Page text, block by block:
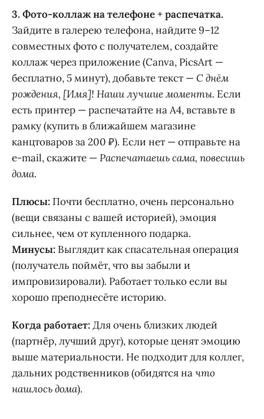
3. Фото-коллаж на телефоне + распечатка.
Зайдите в галерею телефона, найдите 9–12
совместных фото с получателем, создайте
коллаж через приложение (Canva, PicsArt —
бесплатно, 5 минут), добавьте текст —С днём
рождения, [Имя]! Наши лучшие моменты. Если
есть принтер — распечатайте на A4, вставьте в
рамку (купить в ближайшем магазине
канцтоваров за 200 ₽). Если нет — отправьте на
e-mail, скажите —Распечатаешь сама, повесишь
дома.
Плюсы: Почти бесплатно, очень персонально
(вещи связаны с вашей историей), эмоция
сильнее, чем от купленного подарка.
Минусы: Выглядит как спасательная операция
(получатель поймёт, что вы забыли и
импровизировали). Работает только если вы
хорошо преподнесёте историю.
Когда работает:Для очень близких людей
(партнёр, лучший друг), которые ценят эмоцию
выше материальности. Не подходит для коллег,
дальних родственников (обидятся начто
нашлось дома).